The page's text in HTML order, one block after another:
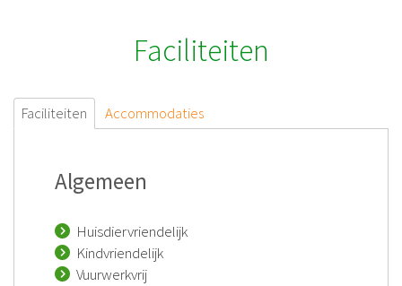
Faciliteiten
Faciliteiten Accommodaties
Algemeen
Huisdiervriendelijk
Kindvriendelijk
Vuurwerkvrij